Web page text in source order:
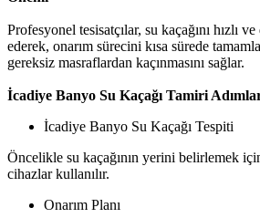
Profesyonel tesisatçılar, su kaçağını hızlı
ederek, onarım sürecini kısa sürede
gereksiz masraflardan kaçınmasını sağlar.
İcadiye Banyo Su Kaçağı Tamiri
İcadiye Banyo Su Kaçağı Tespiti
Öncelikle su kaçağının yerini belirlemek
cihazlar kullanılır.
Onarım Planı